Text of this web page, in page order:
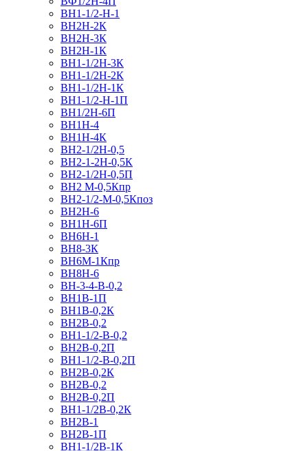
ВН1-1/2-Н-1
ВН2Н-2К
ВН2Н-3К
ВН2Н-1К
ВН1-1/2Н-3К
ВН1-1/2Н-2К
ВН1-1/2Н-1К
ВН1-1/2-Н-1П
ВН1/2H-6П
ВН1Н-4
ВН1Н-4К
ВН2-1/2Н-0,5
ВН2-1-2Н-0,5К
ВН2-1/2Н-0,5П
ВН2 M-0,5Кпр
ВН2-1/2-M-0,5Кпоз
ВН2Н-6
ВН1Н-6П
ВН6Н-1
ВН8-3К
ВН6M-1Кпр
ВН8Н-6
ВН-3-4-В-0,2
ВН1В-1П
ВН1В-0,2К
ВН2В-0,2
ВН1-1/2-В-0,2
ВН2В-0,2П
ВН1-1/2-В-0,2П
ВН2В-0,2К
ВН2В-0,2
ВН2В-0,2П
ВН1-1/2В-0,2К
ВН2В-1
ВН2В-1П
ВН1-1/2В-1К